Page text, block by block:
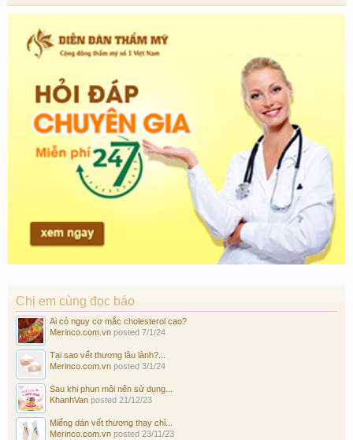
Chị em cùng đọc báo
Ai có nguy cơ mắc cholesterol cao?
Merinco.com.vn posted 7/1/24
Tại sao vết thương lâu lành?...
Merinco.com.vn posted 3/1/24
Sau khi phun môi nên sử dụng...
KhanhVan posted 21/12/23
Miếng dán vết thương thay chỉ...
Merinco.com.vn posted 23/11/23